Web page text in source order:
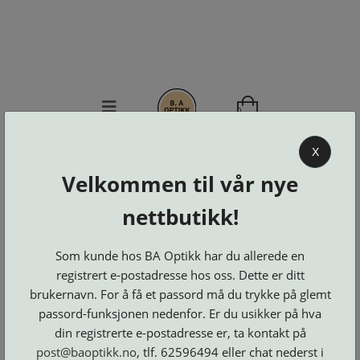
KJØPSVILKÅR
OSS
DELER
LOGG INN
0
Brillerens
Brillesnorer
Clip-
on
og
Suncover
Etuier
Innfatninger
Lesebriller
Luper
og
Speil
Maskiner
Microkluter
Neseputer
og
Solbriller
Se alle kategorier
X
Velkommen til vår nye
nettbutikk!
Som kunde hos BA Optikk har du allerede en
registrert e-postadresse hos oss. Dette er ditt
brukernavn. For å få et passord må du trykke på glemt
passord-funksjonen nedenfor. Er du usikker på hva
din registrerte e-postadresse er, ta kontakt på
post@baoptikk.no, tlf. 62596494 eller chat nederst i